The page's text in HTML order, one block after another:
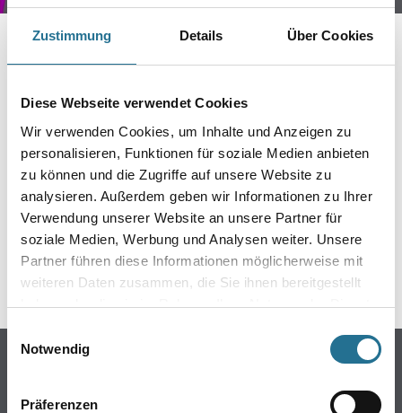
Zustimmung Details Über Cookies
Diese Webseite verwendet Cookies
Wir verwenden Cookies, um Inhalte und Anzeigen zu
personalisieren, Funktionen für soziale Medien anbieten
zu können und die Zugriffe auf unsere Website zu
analysieren. Außerdem geben wir Informationen zu Ihrer
Verwendung unserer Website an unsere Partner für
soziale Medien, Werbung und Analysen weiter. Unsere
Partner führen diese Informationen möglicherweise mit
weiteren Daten zusammen, die Sie ihnen bereitgestellt
haben oder die sie im Rahmen Ihrer Nutzung der Dienste
Einwilligungsauswahl
Notwendig
Präferenzen
IST AUFGETRETEN
Keine Sorge, wir pinseln schon an der Lösung und
werden das Problem so schnell wie möglich beheben.
Erkunden Sie in der Zwischenzeit unseren Online-Shop
und lassen Sie sich inspirieren.
ZURÜCK ZUM ONLINE-SHOP
Online-Shop